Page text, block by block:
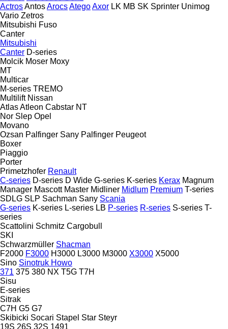
ActrosAntosArocsAtegoAxor LK MB SK Sprinter Unimog
Vario Zetros
Mitsubishi Fuso
Canter
Mitsubishi
Canter D-series
Molcik Moser Moxy
MT
Multicar
M-series TREMO
Multilift Nissan
AtlasAtleon Cabstar NT
Nor Slep Opel
Movano
Ozsan Palfinger Sany Palfinger Peugeot
Boxer
Piaggio
Porter
Primetzhofer Renault
C-series D-series D Wide G-series K-series Kerax Magnum
Manager Mascott Master Midliner Midlum Premium T-series
SDLG SLP Sachman Sany Scania
G-series K-series L-series LB P-series R-series S-series T-
series
Scattolini Schmitz Cargobull
SKI
Schwarzmüller Shacman
F2000 F3000 H3000 L3000 M3000 X3000 X5000
Sino Sinotruk Howo
371 375 380 NX T5G T7H
Sisu
E-series
Sitrak
C7H G5 G7
Skibicki Socari Stapel Star Steyr
19S 26S 32S 1491